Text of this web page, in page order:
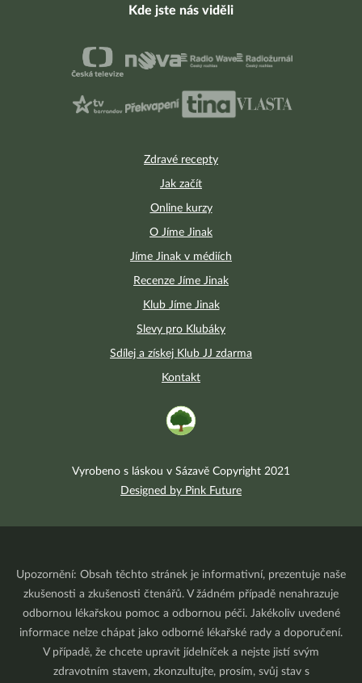
Zdravé recepty
Jak začít
Online kurzy
O Jíme Jinak
Jíme Jinak v médiích
Recenze Jíme Jinak
Klub Jíme Jinak
Slevy pro Klubáky
Sdílej a získej Klub JJ zdarma
Kontakt
Kde jste nás viděli
Vyrobeno s láskou v Sázavě Copyright 2021
Designed by Pink Future
Upozornění: Obsah těchto stránek je informativní, prezentuje naše
zkušenosti a zkušenosti čtenářů. V žádném případě nenahrazuje
odbornou lékařskou pomoc a odbornou péči. Jakékoliv uvedené
informace nelze chápat jako odborné lékařské rady a doporučení.
V případě, že chcete upravit jídelníček a nejste jistí svým
zdravotním stavem, zkonzultujte, prosím, svůj stav s